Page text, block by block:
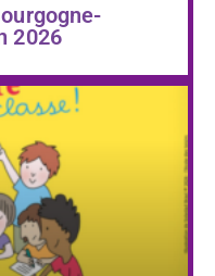
2026